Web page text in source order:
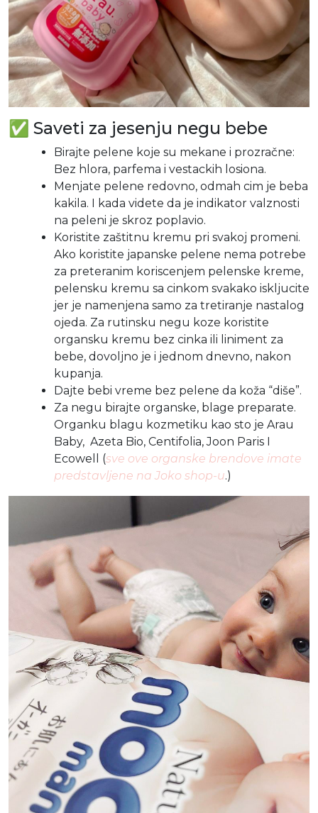
✅ Saveti za jesenju negu bebe
Birajte pelene koje su mekane i prozračne:
Bez hlora, parfema i vestackih losiona.
Menjate pelene redovno, odmah cim je beba
kakila. I kada videte da je indikator valznosti
na peleni je skroz poplavio.
Koristite zaštitnu kremu pri svakoj promeni.
Ako koristite japanske pelene nema potrebe
za preteranim koriscenjem pelenske kreme,
pelensku kremu sa cinkom svakako iskljucite
jer je namenjena samo za tretiranje nastalog
ojeda. Za rutinsku negu koze koristite
organsku kremu bez cinka ili liniment za
bebe, dovoljno je i jednom dnevno, nakon
kupanja.
Dajte bebi vreme bez pelene da koža “diše”.
Za negu birajte organske, blage preparate.
Organku blagu kozmetiku kao sto je Arau
Baby, Azeta Bio, Centifolia, Joon Paris I
Ecowell (sve ove organske brendove imate
predstavljene na Joko shop-u.)